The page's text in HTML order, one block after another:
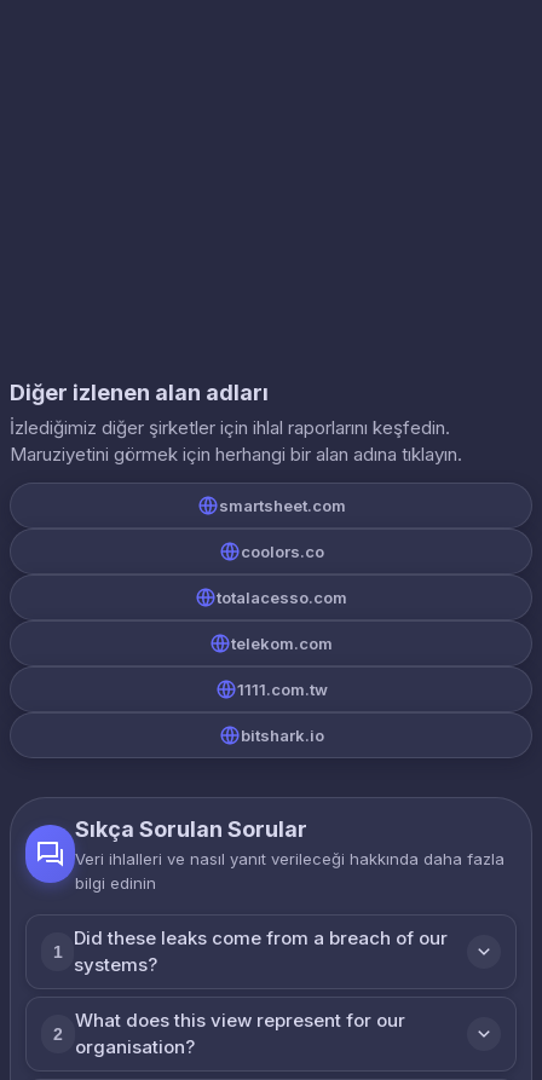
Diğer izlenen alan adları
İzlediğimiz diğer şirketler için ihlal raporlarını keşfedin.
Maruziyetini görmek için herhangi bir alan adına tıklayın.
smartsheet.com
coolors.co
totalacesso.com
telekom.com
1111.com.tw
bitshark.io
Sıkça Sorulan Sorular
Veri ihlalleri ve nasıl yanıt verileceği hakkında daha fazla
bilgi edinin
1
Did these leaks come from a breach of our
systems?
2
What does this view represent for our
organisation?